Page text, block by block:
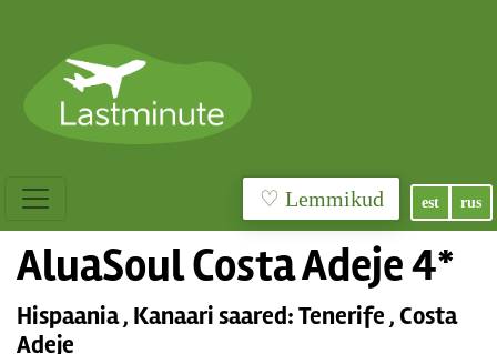
♡ Lemmikud est rus
AluaSoul Costa Adeje 4*
Hispaania , Kanaari saared: Tenerife , Costa
Adeje